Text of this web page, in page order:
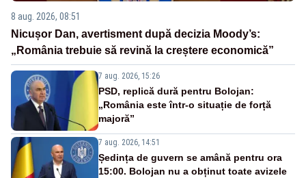
8 aug. 2026, 08:51
Nicușor Dan, avertisment după decizia Moody’s:
„România trebuie să revină la creștere economică”
7 aug. 2026, 15:26
PSD, replică dură pentru Bolojan:
„România este într-o situație de forță
majoră”
7 aug. 2026, 14:51
Ședința de guvern se amână pentru ora
15:00. Bolojan nu a obținut toate avizele